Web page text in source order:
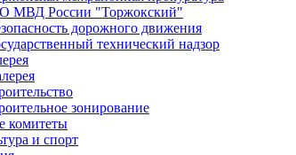
МВД России "Торжокский"
дорожного движения
технический надзор
зонирование
комитеты
и спорт